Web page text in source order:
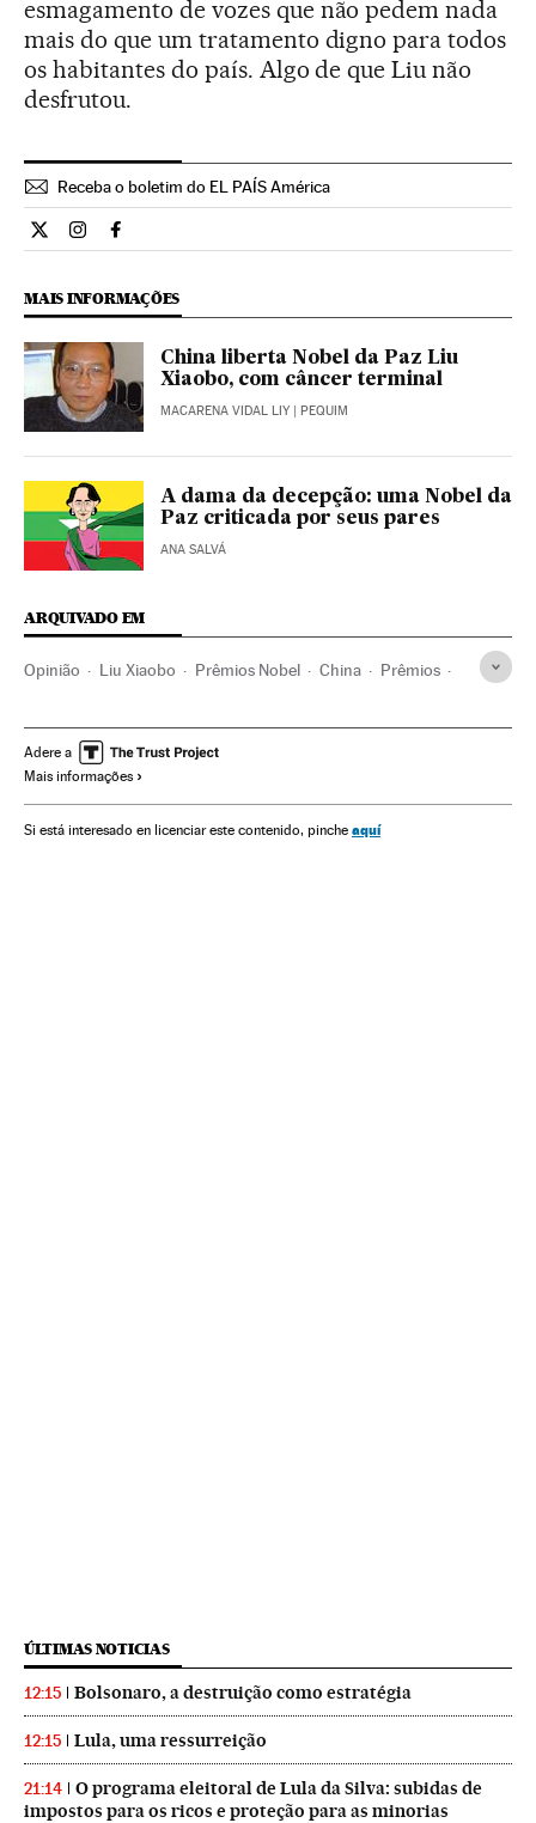
esmagamento de vozes que não pedem nada
mais do que um tratamento digno para todos
os habitantes do país. Algo de que Liu não
desfrutou.
Receba o boletim do EL PAÍS América
Opiniao El País Brasil en Twitter
Opiniao El País Brasil en Instagram
Opiniao El País Brasil en Facebook
MAIS INFORMAÇÕES
China liberta Nobel da Paz Liu
Xiaobo, com câncer terminal
MACARENA VIDAL LIY | PEQUIM
A dama da decepção: uma Nobel da
Paz criticada por seus pares
ANA SALVÁ
ARQUIVADO EM
Opinião Liu Xiaobo Prêmios Nobel China Prêmios
Sociedade
Adere a
Mais informações
Si está interesado en licenciar este contenido, pinche aquí
ÚLTIMAS NOTICIAS
12:15 Bolsonaro, a destruição como estratégia
12:15 Lula, uma ressurreição
21:14
O programa eleitoral de Lula da Silva: subidas de
impostos para os ricos e proteção para as minorias